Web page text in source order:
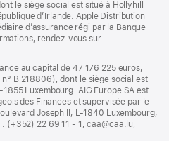
le siège social est situé à Hollyhill
d’Irlande. Apple Distribution
d’assurance régi par la Banque
rendez-vous sur
au capital de 47 176 225 euros,
B 218806), dont le siège social est
Luxembourg. AIG Europe SA est
des Finances et supervisée par le
Joseph II, L-1840 Luxembourg,
(+352) 22 69 11 - 1, caa@caa.lu,